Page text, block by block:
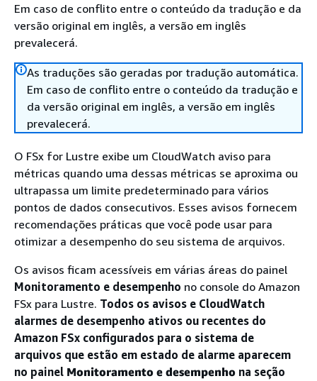
Em caso de conflito entre o conteúdo da tradução e da
versão original em inglês, a versão em inglês
prevalecerá.
As traduções são geradas por tradução automática.
Em caso de conflito entre o conteúdo da tradução e
da versão original em inglês, a versão em inglês
prevalecerá.
O FSx for Lustre exibe um CloudWatch aviso para
métricas quando uma dessas métricas se aproxima ou
ultrapassa um limite predeterminado para vários
pontos de dados consecutivos. Esses avisos fornecem
recomendações práticas que você pode usar para
otimizar a desempenho do seu sistema de arquivos.
Os avisos ficam acessíveis em várias áreas do painel
Monitoramento e desempenho no console do Amazon
FSx para Lustre. Todos os avisos e CloudWatch
alarmes de desempenho ativos ou recentes do
Amazon FSx configurados para o sistema de
arquivos que estão em estado de alarme aparecem
no painel Monitoramento e desempenho na seção